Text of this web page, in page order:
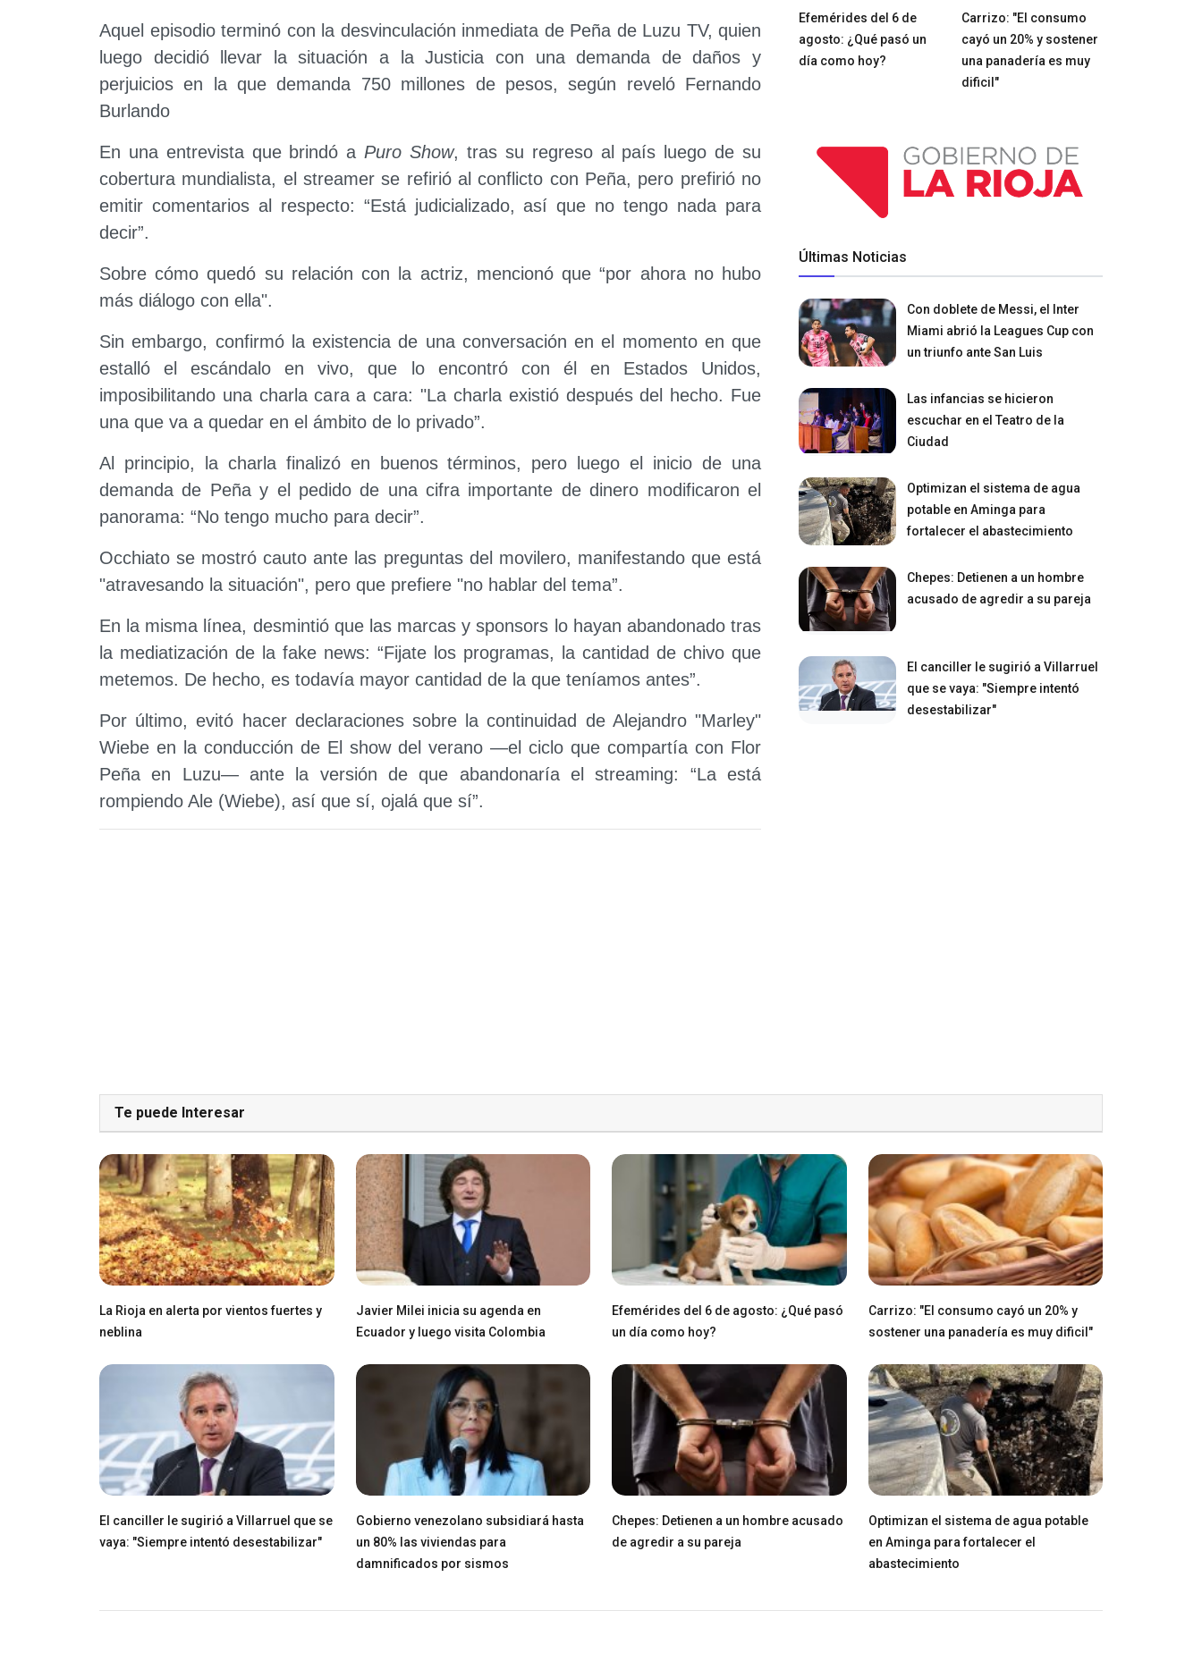
Aquel episodio terminó con la desvinculación inmediata de Peña de Luzu TV, quien
luego decidió llevar la situación a la Justicia con una demanda de daños y
perjuicios en la que demanda 750 millones de pesos, según reveló Fernando
Burlando
En una entrevista que brindó a Puro Show, tras su regreso al país luego de su
cobertura mundialista, el streamer se refirió al conflicto con Peña, pero prefirió no
emitir comentarios al respecto: “Está judicializado, así que no tengo nada para
decir”.
Sobre cómo quedó su relación con la actriz, mencionó que “por ahora no hubo
más diálogo con ella".
Sin embargo, confirmó la existencia de una conversación en el momento en que
estalló el escándalo en vivo, que lo encontró con él en Estados Unidos,
imposibilitando una charla cara a cara: "La charla existió después del hecho. Fue
una que va a quedar en el ámbito de lo privado”.
Al principio, la charla finalizó en buenos términos, pero luego el inicio de una
demanda de Peña y el pedido de una cifra importante de dinero modificaron el
panorama: “No tengo mucho para decir”.
Occhiato se mostró cauto ante las preguntas del movilero, manifestando que está
"atravesando la situación", pero que prefiere "no hablar del tema”.
En la misma línea, desmintió que las marcas y sponsors lo hayan abandonado tras
la mediatización de la fake news: “Fijate los programas, la cantidad de chivo que
metemos. De hecho, es todavía mayor cantidad de la que teníamos antes”.
Por último, evitó hacer declaraciones sobre la continuidad de Alejandro "Marley"
Wiebe en la conducción de El show del verano —el ciclo que compartía con Flor
Peña en Luzu— ante la versión de que abandonaría el streaming: “La está
rompiendo Ale (Wiebe), así que sí, ojalá que sí”.
Efemérides del 6 de
agosto: ¿Qué pasó un
día como hoy?
Carrizo: "El consumo
cayó un 20% y sostener
una panadería es muy
dificil"
Últimas Noticias
Con doblete de Messi, el Inter
Miami abrió la Leagues Cup con
un triunfo ante San Luis
Las infancias se hicieron
escuchar en el Teatro de la
Ciudad
Optimizan el sistema de agua
potable en Aminga para
fortalecer el abastecimiento
Chepes: Detienen a un hombre
acusado de agredir a su pareja
El canciller le sugirió a Villarruel
que se vaya: "Siempre intentó
desestabilizar"
Te puede Interesar
La Rioja en alerta por vientos fuertes y
neblina
Javier Milei inicia su agenda en
Ecuador y luego visita Colombia
Efemérides del 6 de agosto: ¿Qué pasó
un día como hoy?
Carrizo: "El consumo cayó un 20% y
sostener una panadería es muy dificil"
El canciller le sugirió a Villarruel que se
vaya: "Siempre intentó desestabilizar"
Gobierno venezolano subsidiará hasta
un 80% las viviendas para
damnificados por sismos
Chepes: Detienen a un hombre acusado
de agredir a su pareja
Optimizan el sistema de agua potable
en Aminga para fortalecer el
abastecimiento